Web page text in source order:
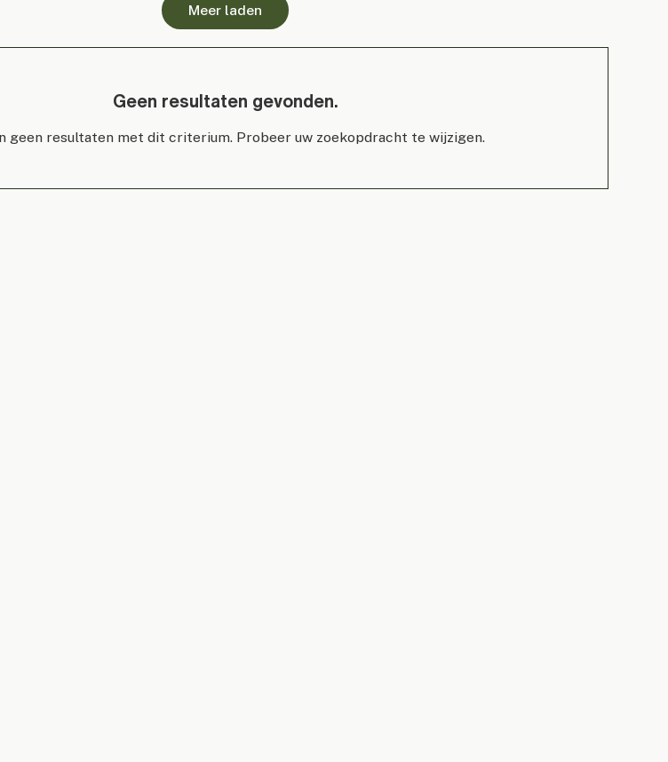
Meer laden
Geen resultaten gevonden.
geen resultaten met dit criterium. Probeer uw zoekopdracht te wijzigen.